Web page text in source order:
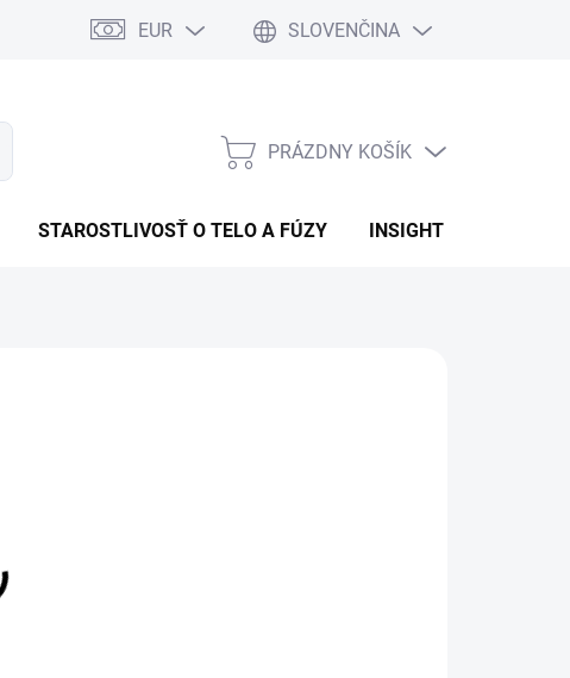
EUR SLOVENČINA
NÁKUPNÝ
PRÁZDNY KOŠÍK
STAROSTLIVOSŤ O TELO A FÚZY INSIGHT
11.08.2026